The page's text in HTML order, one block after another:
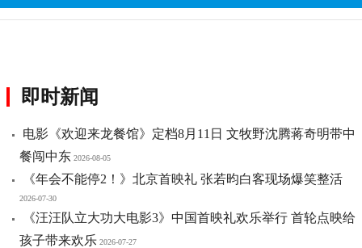
即时新闻
电影《欢迎来龙餐馆》定档8月11日 文牧野沈腾蒋奇明带中
餐闯中东 2026-08-05
《年会不能停2！》北京首映礼 张若昀白客现场爆笑整活
2026-07-30
《汪汪队立大功大电影3》中国首映礼欢乐举行 首轮点映给
孩子带来欢乐 2026-07-27